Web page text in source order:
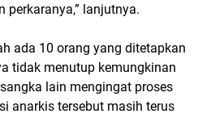
perkaranya,” lanjutnya.
ada 10 orang yang ditetapkan
tidak menutup kemungkinan
lain mengingat proses
anarkis tersebut masih terus